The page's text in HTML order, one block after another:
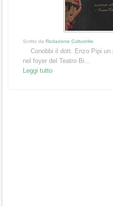
Scritto da Redazione Culturelite
Conobbi il dott. Enzo Pipi un
nel foyer del Teatro Bi...
Leggi tutto